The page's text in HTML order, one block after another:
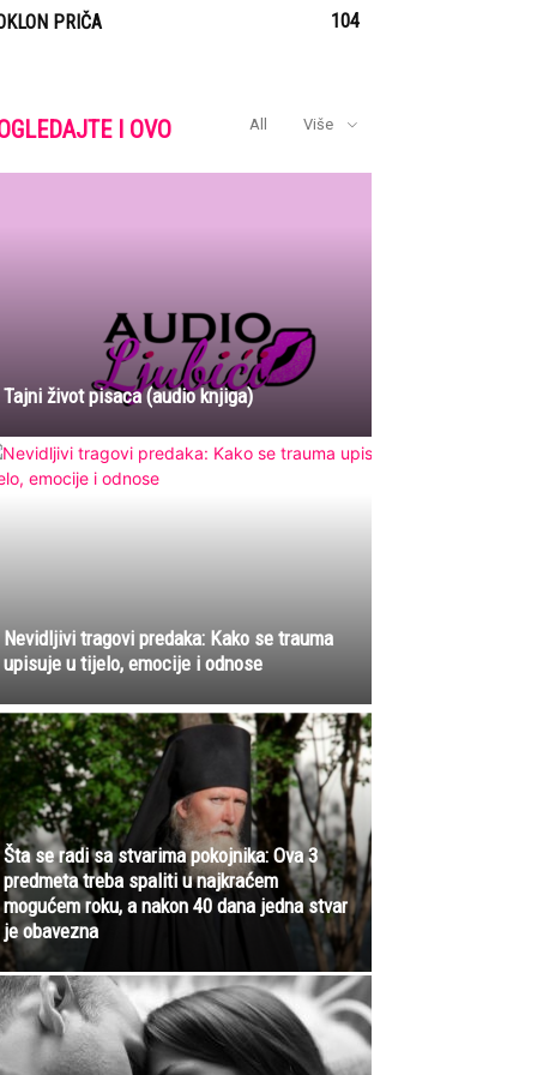
PRIČA 104
I OVO All Više
Tajni život pisaca (audio knjiga)
Nevidljivi tragovi predaka: Kako se trauma
upisuje u tijelo, emocije i odnose
Šta se radi sa stvarima pokojnika: Ova 3
predmeta treba spaliti u najkraćem
mogućem roku, a nakon 40 dana jedna stvar
je obavezna